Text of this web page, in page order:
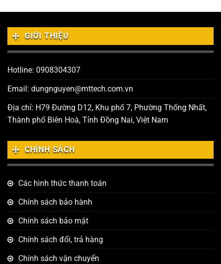
GIỚI THIỆU
Hotline: 0908304307
Email: dungnguyen@mttech.com.vn
Địa chỉ: H79 Đường D12, Khu phố 7, Phường Thống Nhất,
Thành phố Biên Hoà, Tỉnh Đồng Nai, Việt Nam
CHÍNH SÁCH
Các hình thức thanh toán
Chính sách bảo hành
Chính sách bảo mật
Chính sách đổi, trả hàng
Chính sách vận chuyển